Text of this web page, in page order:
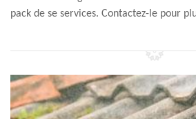
pack de se services. Contactez-le pour